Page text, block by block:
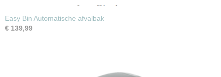
Easy Bin Automatische afvalbak
€ 139,99